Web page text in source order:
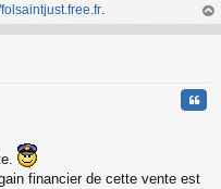
folsaintjust.free.fr.
au
financier de cette vente est